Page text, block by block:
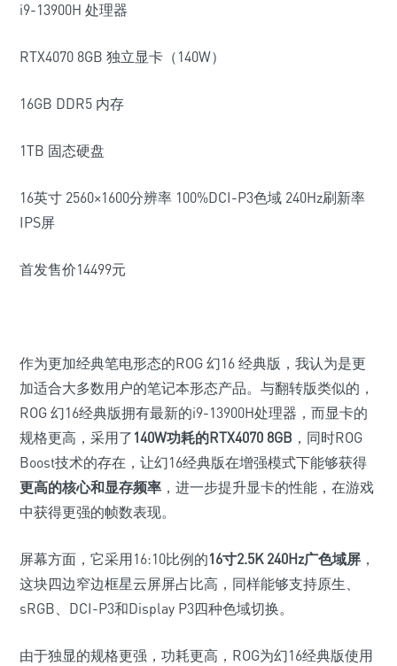
i9-13900H 处理器
RTX4070 8GB 独立显卡（140W）
16GB DDR5 内存
1TB 固态硬盘
16英寸 2560×1600分辨率 100%DCI-P3色域 240Hz刷新率
IPS屏
首发售价14499元
作为更加经典笔电形态的ROG 幻16 经典版，我认为是更
加适合大多数用户的笔记本形态产品。与翻转版类似的，
ROG 幻16经典版拥有最新的i9-13900H处理器，而显卡的
规格更高，采用了 140W功耗的RTX4070 8GB ，同时ROG
Boost技术的存在，让幻16经典版在增强模式下能够获得
更高的核心和显存频率 ，进一步提升显卡的性能，在游戏
中获得更强的帧数表现。
屏幕方面，它采用16:10比例的16寸2.5K 240Hz广色域屏 ，
这块四边窄边框星云屏屏占比高，同样能够支持原生、
sRGB、DCI-P3和Display P3四种色域切换。
由于独显的规格更强，功耗更高，ROG为幻16经典版使用